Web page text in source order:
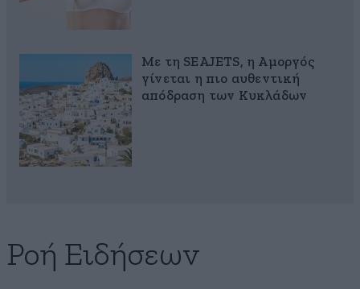
Με τη SEAJETS, η Αμοργός
γίνεται η πιο αυθεντική
απόδραση των Κυκλάδων
Ροή Ειδήσεων